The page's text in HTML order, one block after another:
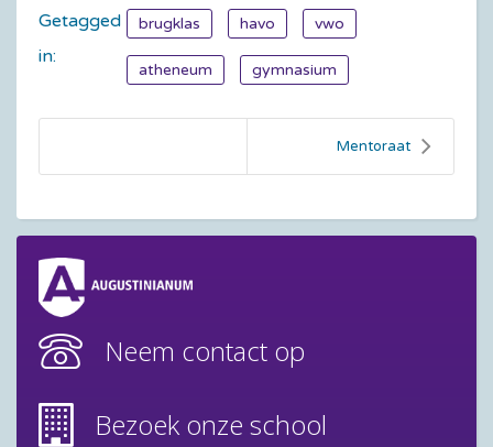
Getagged
in:
brugklas havo vwo
atheneum gymnasium
Mentoraat
Neem contact op
Bezoek onze school